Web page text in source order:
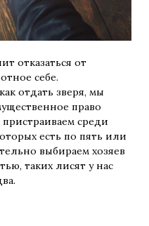
отказаться от
себе.
отдать зверя, мы
право
среди
есть по пять или
выбираем хозяев
таких лисят у нас